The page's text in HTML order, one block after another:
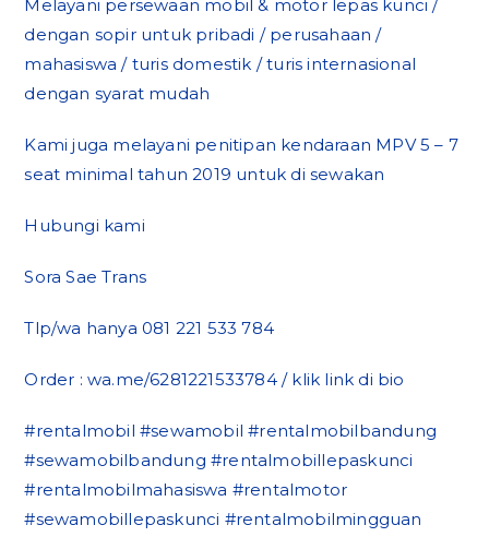
Melayani persewaan mobil & motor lepas kunci /
dengan sopir untuk pribadi / perusahaan /
mahasiswa / turis domestik / turis internasional
dengan syarat mudah
Kami juga melayani penitipan kendaraan MPV 5 – 7
seat minimal tahun 2019 untuk di sewakan
Hubungi kami
Sora Sae Trans
Tlp/wa hanya 081 221 533 784
Order : wa.me/6281221533784 / klik link di bio
#rentalmobil #sewamobil #rentalmobilbandung
#sewamobilbandung #rentalmobillepaskunci
#rentalmobilmahasiswa #rentalmotor
#sewamobillepaskunci #rentalmobilmingguan